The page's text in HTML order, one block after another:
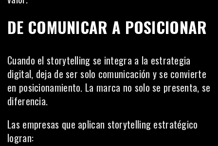
DE COMUNICAR A POSICIONAR
Cuando el storytelling se integra a la estrategia
digital, deja de ser solo comunicación y se convierte
en posicionamiento. La marca no solo se presenta, se
diferencia.
Las empresas que aplican storytelling estratégico
logran: